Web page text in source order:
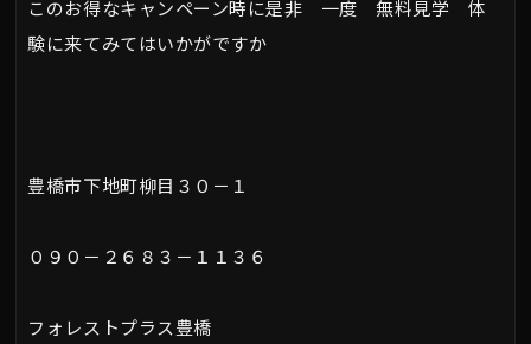
このお得なキャンペーン時に是非 一度 無料見学 体
験に来てみてはいかがですか
豊橋市下地町柳目３０－１
０９０－２６８３－１１３６
フォレストプラス豊橋